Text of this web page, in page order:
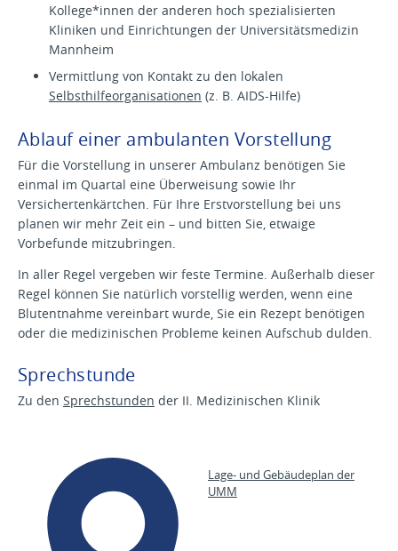
Kollege*innen der anderen hoch spezialisierten
Kliniken und Einrichtungen der Universitätsmedizin
Mannheim
Vermittlung von Kontakt zu den lokalen
Selbsthilfeorganisationen (z. B. AIDS-Hilfe)
Ablauf einer ambulanten Vorstellung
Für die Vorstellung in unserer Ambulanz benötigen Sie
einmal im Quartal eine Überweisung sowie Ihr
Versichertenkärtchen. Für Ihre Erstvorstellung bei uns
planen wir mehr Zeit ein – und bitten Sie, etwaige
Vorbefunde mitzubringen.
In aller Regel vergeben wir feste Termine. Außerhalb dieser
Regel können Sie natürlich vorstellig werden, wenn eine
Blutentnahme vereinbart wurde, Sie ein Rezept benötigen
oder die medizinischen Probleme keinen Aufschub dulden.
Sprechstunde
Zu den Sprechstunden der II. Medizinischen Klinik
Lage- und Gebäudeplan der
UMM